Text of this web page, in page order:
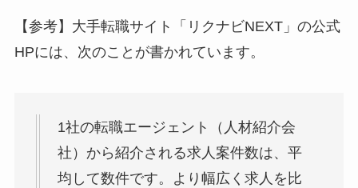
【参考】大手転職サイト「リクナビNEXT」の公式
HPには、次のことが書かれています。
1社の転職エージェント（人材紹介会
社）から紹介される求人案件数は、平
均して数件です。より幅広く求人を比